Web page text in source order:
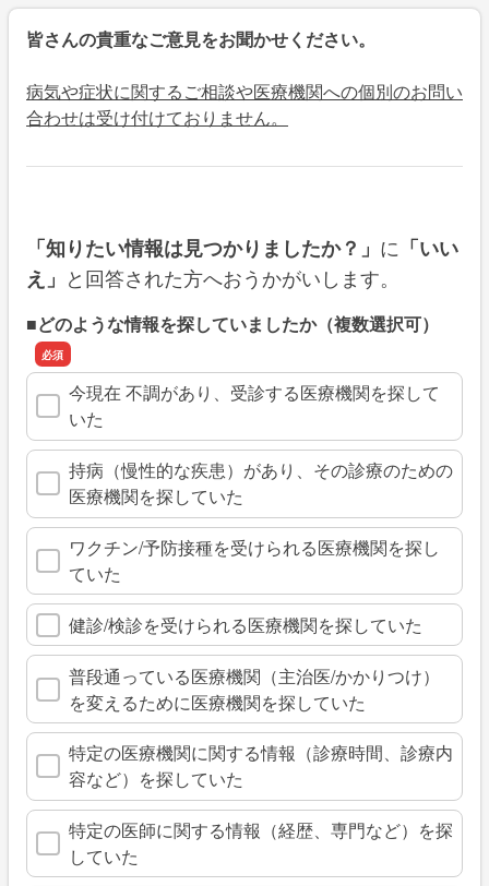
皆さんの貴重なご意見をお聞かせください。
病気や症状に関するご相談や医療機関への個別のお問い
合わせは受け付けておりません。
「知りたい情報は見つかりましたか？」 に 「いい
え」 と回答された方へおうかがいします。
■どのような情報を探していましたか（複数選択可）
今現在 不調があり、受診する医療機関を探して
いた
持病（慢性的な疾患）があり、その診療のための
医療機関を探していた
ワクチン/予防接種を受けられる医療機関を探し
ていた
健診/検診を受けられる医療機関を探していた
普段通っている医療機関（主治医/かかりつけ）
を変えるために医療機関を探していた
特定の医療機関に関する情報（診療時間、診療内
容など）を探していた
特定の医師に関する情報（経歴、専門など）を探
していた